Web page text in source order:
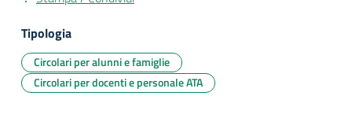
Tipologia
Circolari per alunni e famiglie
Circolari per docenti e personale ATA